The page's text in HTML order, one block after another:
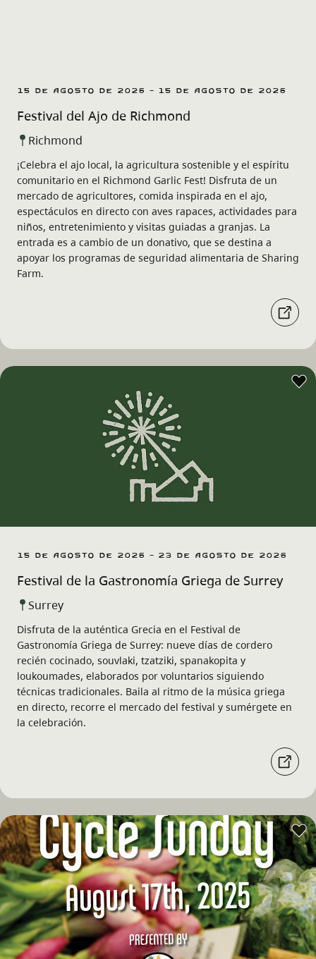
15 de agosto de 2026 - 15 de agosto de 2026
Festival del Ajo de Richmond
Richmond
¡Celebra el ajo local, la agricultura sostenible y el espíritu
comunitario en el Richmond Garlic Fest! Disfruta de un
mercado de agricultores, comida inspirada en el ajo,
espectáculos en directo con aves rapaces, actividades para
niños, entretenimiento y visitas guiadas a granjas. La
entrada es a cambio de un donativo, que se destina a
apoyar los programas de seguridad alimentaria de Sharing
Farm.
15 de agosto de 2026 - 23 de agosto de 2026
Festival de la Gastronomía Griega de Surrey
Surrey
Disfruta de la auténtica Grecia en el Festival de
Gastronomía Griega de Surrey: nueve días de cordero
recién cocinado, souvlaki, tzatziki, spanakopita y
loukoumades, elaborados por voluntarios siguiendo
técnicas tradicionales. Baila al ritmo de la música griega
en directo, recorre el mercado del festival y sumérgete en
la celebración.